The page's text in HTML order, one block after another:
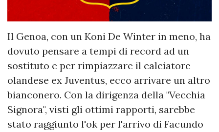
Il Genoa, con un Koni De Winter in meno, ha
dovuto pensare a tempi di record ad un
sostituto e per rimpiazzare il calciatore
olandese ex Juventus, ecco arrivare un altro
bianconero. Con la dirigenza della "Vecchia
Signora", visti gli ottimi rapporti, sarebbe
stato raggiunto l'ok per l'arrivo di Facundo